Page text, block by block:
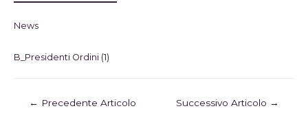
News
B_Presidenti Ordini (1)
← Precedente Articolo Successivo Articolo →